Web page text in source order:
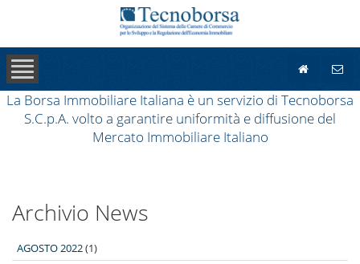
La Borsa Immobiliare Italiana è un servizio di Tecnoborsa
S.C.p.A. volto a garantire uniformità e diffusione del
Mercato Immobiliare Italiano
Archivio News
AGOSTO 2022(1)